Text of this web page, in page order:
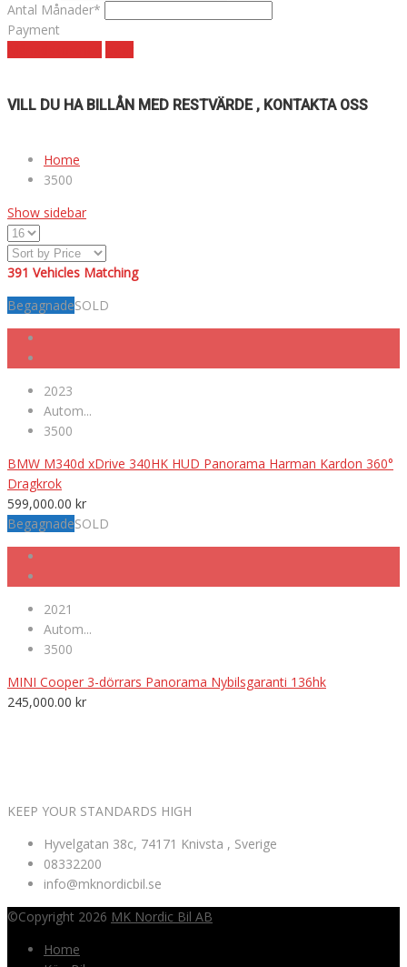
Antal Månader*
Payment
VILL DU HA BILLÅN MED RESTVÄRDE , KONTAKTA OSS
Home
3500
Show sidebar
391 Vehicles Matching
BegagnadeSOLD
2023
Autom...
3500
BMW M340d xDrive 340HK HUD Panorama Harman Kardon 360°
Dragkrok
599,000.00 kr
BegagnadeSOLD
2021
Autom...
3500
MINI Cooper 3-dörrars Panorama Nybilsgaranti 136hk
245,000.00 kr
KEEP YOUR STANDARDS HIGH
Hyvelgatan 38c, 74171 Knivsta , Sverige
08332200
info@mknordicbil.se
©Copyright 2026 MK Nordic Bil AB
Home